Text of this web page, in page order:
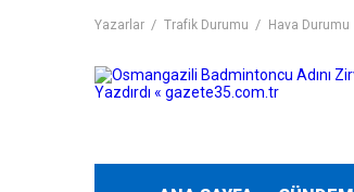
Yazarlar Trafik Durumu Hava Durumu